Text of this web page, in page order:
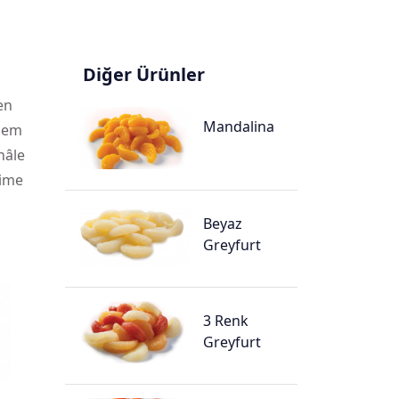
Diğer Ürünler
Mandalina
Beyaz
Greyfurt
3 Renk
Greyfurt